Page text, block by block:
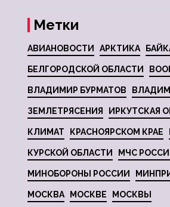
Метки
АВИАНОВОСТИ АРКТИКА
БЕЛГОРОДСКОЙ ОБЛАСТИ
ВЛАДИМИР БУРМАТОВ
ЗЕМЛЕТРЯСЕНИЯ ИРКУТСКАЯ
КЛИМАТ КРАСНОЯРСКОМ КРАЕ
КУРСКОЙ ОБЛАСТИ МЧС
МИНОБОРОНЫ РОССИИ
МОСКВА МОСКВЕ МОСКВЫ